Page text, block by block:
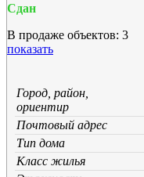
Сдан
В продаже объектов: 3
показать
Город, район,
ориентир
Почтовый адрес
Тип дома
Класс жилья